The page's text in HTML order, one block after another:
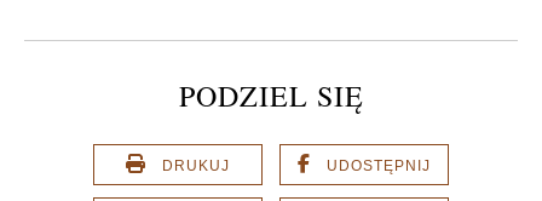
PODZIEL SIĘ
DRUKUJ UDOSTĘPNIJ